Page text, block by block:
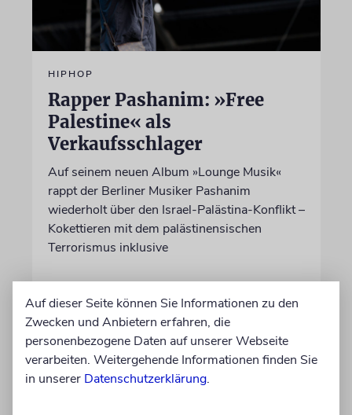
HIPHOP
Rapper Pashanim: »Free
Palestine« als
Verkaufsschlager
Auf seinem neuen Album »Lounge Musik«
rappt der Berliner Musiker Pashanim
wiederholt über den Israel-Palästina-Konflikt –
Kokettieren mit dem palästinensischen
Terrorismus inklusive
07.08.2026
Auf dieser Seite können Sie Informationen zu den
Zwecken und Anbietern erfahren, die
personenbezogene Daten auf unserer Webseite
verarbeiten. Weitergehende Informationen finden Sie
in unserer Datenschutzerklärung.